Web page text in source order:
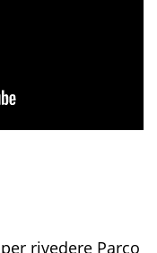
rivedere Parco